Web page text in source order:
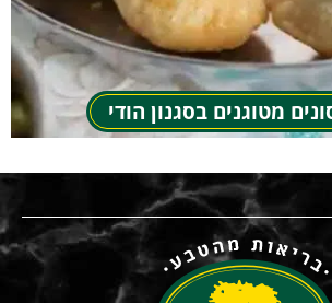
מטוגנים בסגנון הודי